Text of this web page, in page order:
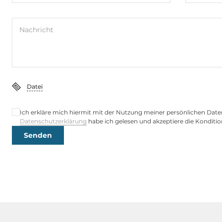
Maße und Gewicht
Höhe
Betriebsbedingungen
Maximale Betriebstemperatur
Nachricht
Datei
Ich erkläre mich hiermit mit der Nutzung meiner persönlichen
Datenschutzerklärung habe ich gelesen und akzeptiere die
Senden